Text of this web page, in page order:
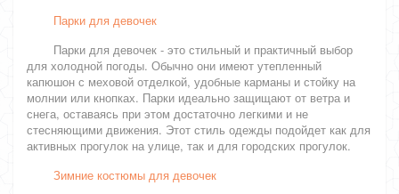
Парки для девочек
Парки для девочек - это стильный и практичный выбор
для холодной погоды. Обычно они имеют утепленный
капюшон с меховой отделкой, удобные карманы и стойку на
молнии или кнопках. Парки идеально защищают от ветра и
снега, оставаясь при этом достаточно легкими и не
стесняющими движения. Этот стиль одежды подойдет как для
активных прогулок на улице, так и для городских прогулок.
Зимние костюмы для девочек